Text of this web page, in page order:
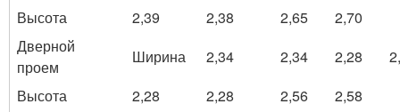
Высота
2,39 2,38 2,65
2,70
Дверной
проем
Ширина 2,34 2,34 2,28
Высота
2,28 2,28 2,56
2,58